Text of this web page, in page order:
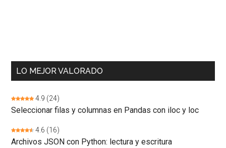
LO MEJOR VALORADO
4.9 (24)
Seleccionar filas y columnas en Pandas con iloc y loc
4.6 (16)
Archivos JSON con Python: lectura y escritura